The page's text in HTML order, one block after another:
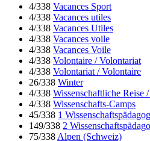
4/338 Vacances Sport
4/338 Vacances utiles
4/338 Vacances Utiles
4/338 Vacances voile
4/338 Vacances Voile
4/338 Volontaire / Volontariat
4/338 Volontariat / Volontaire
26/338 Winter
4/338 Wissenschaftliche Reise
4/338 Wissenschafts-Camps
45/338 1
149/338 2
75/338 Alpen (Schweiz)